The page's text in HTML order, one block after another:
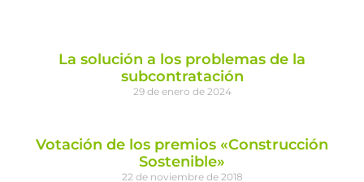
La solución a los problemas de la
subcontratación
29 de enero de 2024
Votación de los premios «Construcción
Sostenible»
22 de noviembre de 2018